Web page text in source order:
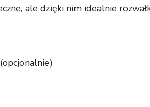
ale dzięki nim idealnie